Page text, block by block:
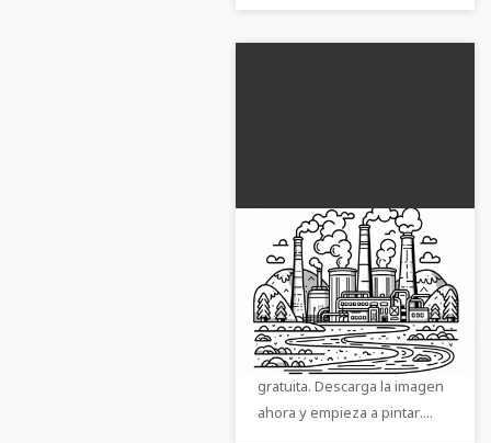
Dibujo para colorear
de una planta
geotérmica gratis
Diseña tu propia planta
geotérmica con nuestra
imagen para colorear
gratuita. Descarga la imagen
ahora y empieza a pintar....